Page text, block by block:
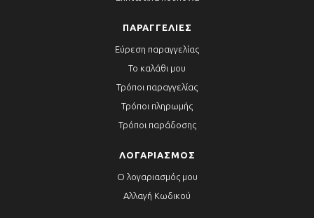
ΠΑΡΑΓΓΕΛΊΕΣ
Εύρεση παραγγελίας
Το καλάθι μου
Τρόποι παραγγελίας
Τρόποι πληρωμής
Τρόποι παράδοσης
ΛΟΓΑΡΙΑΣΜΌΣ
Ο λογαριασμός μου
Αλλαγή Κωδικού